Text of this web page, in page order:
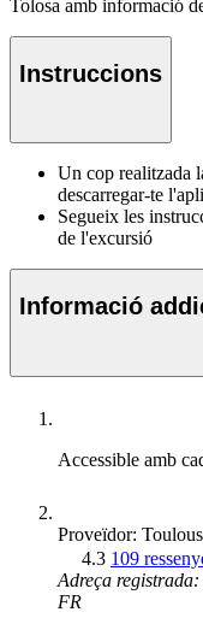
Tolosa amb informació
Instruccions
Un cop realitzada
descarregar-te
Segueix les
de l'excursió
Informació
Accessible amb
Proveïdor:
4.3 109
Adreça
FR